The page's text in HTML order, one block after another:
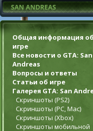
Общая информация об
игре
Все новости о GTA: San
Andreas
Вопросы и ответы
Статьи об игре
Галерея GTA: San
Скриншоты (PS2)
Скриншоты (PC, Mac)
Скриншоты (Xbox)
Скриншоты мобильной